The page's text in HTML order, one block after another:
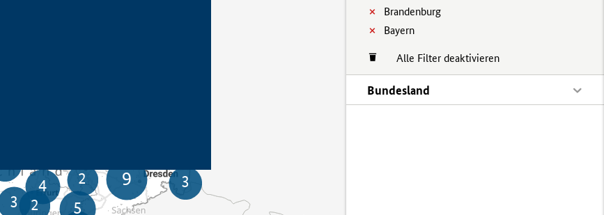
Brandenburg
Bayern
Alle Filter deaktivieren
Bundesland